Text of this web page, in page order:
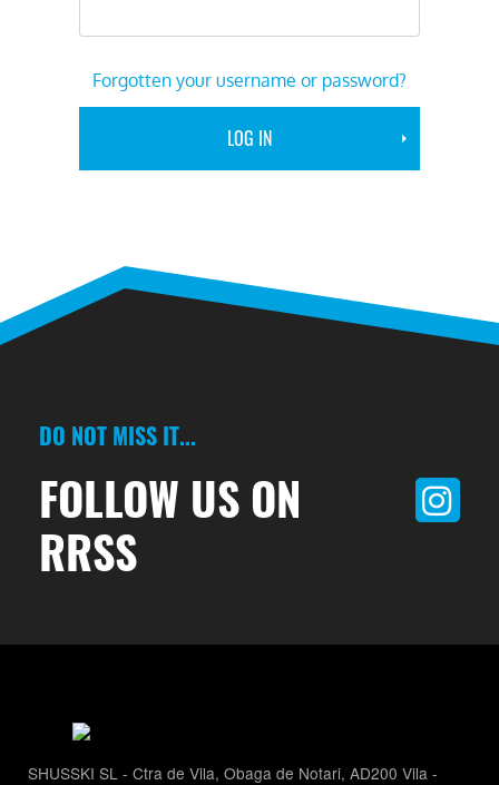
Forgotten your username or password?
DO NOT MISS IT...
FOLLOW US ON
RRSS
SHUSSKI SL - Ctra de Vila, Obaga de Notari, AD200 Vila -